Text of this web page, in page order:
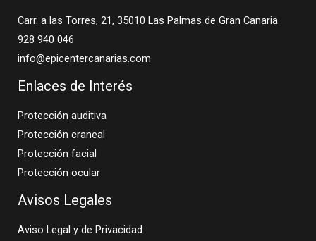
Carr. a las Torres, 21, 35010 Las Palmas de Gran Canaria
928 940 046
info@epicentercanarias.com
Enlaces de Interés
Protección auditiva
Protección craneal
Protección facial
Protección ocular
Avisos Legales
Aviso Legal y de Privacidad